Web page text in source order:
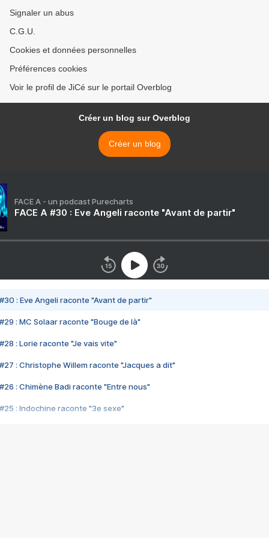
Signaler un abus
C.G.U.
Cookies et données personnelles
Préférences cookies
Voir le profil de JiCé sur le portail Overblog
Créer un blog sur Overblog
Créer un blog
FACE A - un podcast Purecharts
FACE A #30 : Eve Angeli raconte "Avant de partir"
#30 : Eve Angeli raconte "Avant de partir"
#29 : MC Solaar raconte "Bouge de là"
#28 : Lorie raconte "Je vais vite"
#27 : Christophe Willem raconte "Jacques a dit"
#26 : Chimène Badi raconte "Entre nous"
#25 : Indochine raconte "3e sexe"